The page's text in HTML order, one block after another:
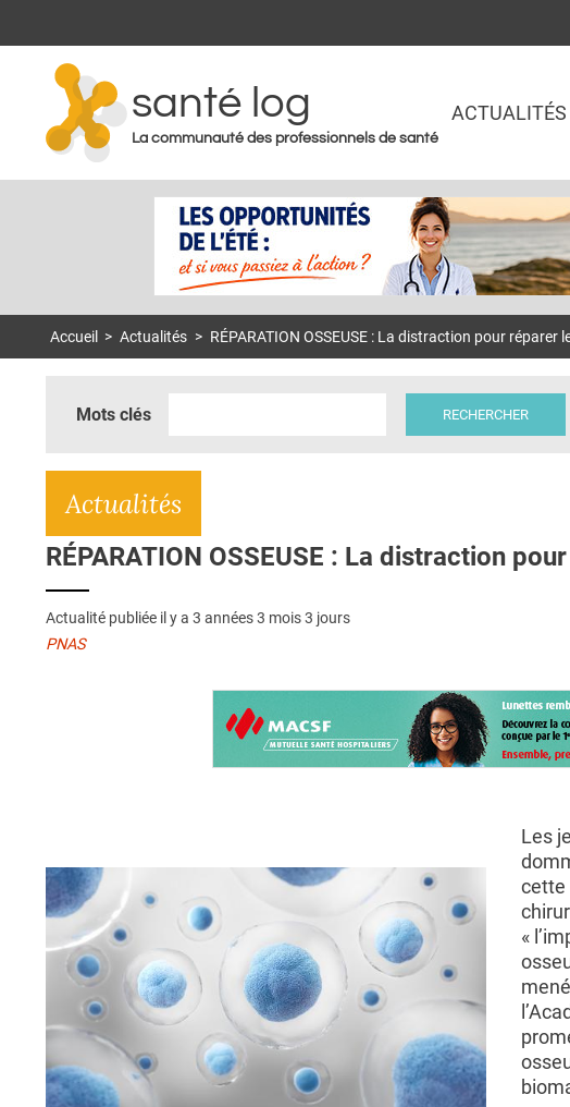
santé log
La communauté des professionnels de santé
ACTUALITÉS
Accueil > Actualités > RÉPARATION OSSEUSE : La distraction pour réparer
Mots clés
Actualités
RÉPARATION OSSEUSE : La distraction
Actualité publiée il y a 3 années 3 mois 3 jours
PNAS
Les
cette
«